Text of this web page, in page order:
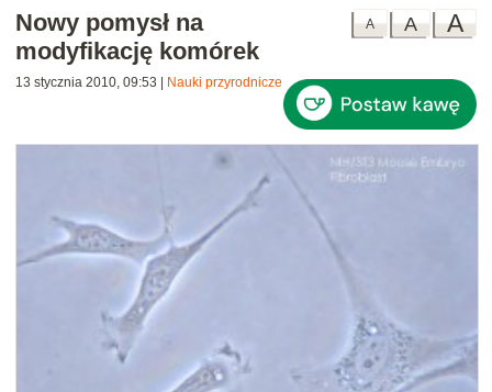
A
A
A
Nowy pomysł na
modyfikację komórek
13 stycznia 2010, 09:53 Nauki przyrodnicze